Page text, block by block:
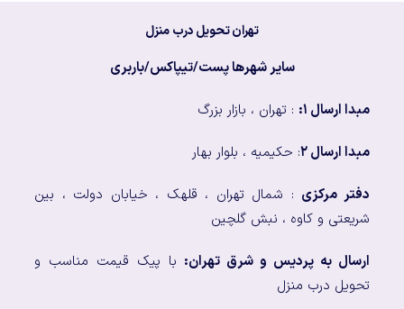
تهران تحویل درب منزل
سایر شهرها پست/تیپاکس/باربری
مبدا ارسال ۱: : تهران ، بازار بزرگ
مبدا ارسال ۲ : حکیمیه ، بلوار بهار
دفتر مرکزی : شمال تهران ، قلهک ، خیابان دولت ، بین
شریعتی و کاوه ، نبش گلچین
ارسال به پردیس و شرق تهران: با پیک قیمت مناسب و
تحویل درب منزل